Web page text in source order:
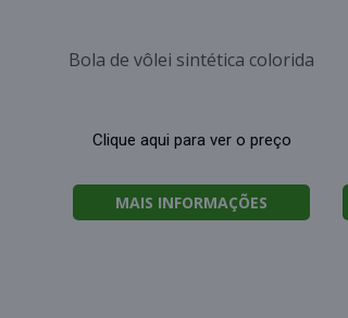
Bola de vôlei sintética colorida
Clique aqui para ver o preço
MAIS INFORMAÇÕES